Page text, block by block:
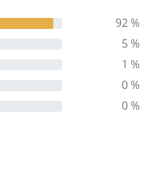
92 %
5 %
1 %
0 %
0 %